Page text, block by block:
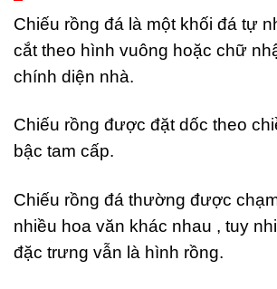
Chiếu rồng đá là một khối đá tự
cắt theo hình vuông hoặc chữ
chính diện nhà.
Chiếu rồng được đặt dốc theo
bậc tam cấp.
Chiếu rồng đá thường được
nhiều hoa văn khác nhau , tuy
đặc trưng vẫn là hình rồng.